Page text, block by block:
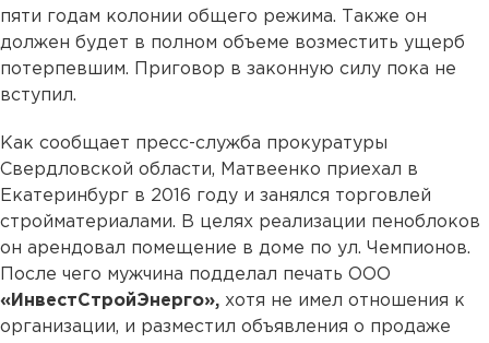
пяти годам колонии общего режима. Также он
должен будет в полном объеме возместить ущерб
потерпевшим. Приговор в законную силу пока не
вступил.
Как сообщает пресс-служба прокуратуры
Свердловской области, Матвеенко приехал в
Екатеринбург в 2016 году и занялся торговлей
стройматериалами. В целях реализации пеноблоков
он арендовал помещение в доме по ул. Чемпионов.
После чего мужчина подделал печать ООО
«ИнвестСтройЭнерго», хотя не имел отношения к
организации, и разместил объявления о продаже